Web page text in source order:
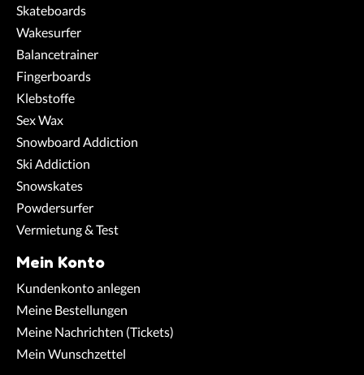
Skateboards
Wakesurfer
Balancetrainer
Fingerboards
Klebstoffe
Sex Wax
Snowboard Addiction
Ski Addiction
Snowskates
Powdersurfer
Vermietung & Test
Mein Konto
Kundenkonto anlegen
Meine Bestellungen
Meine Nachrichten (Tickets)
Mein Wunschzettel